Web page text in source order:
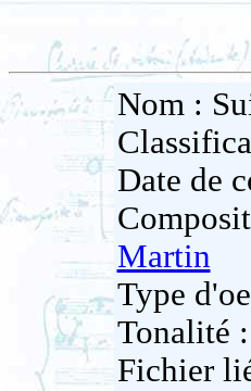
Nom :
Date de
Martin
Type
Tonalité
Fichier